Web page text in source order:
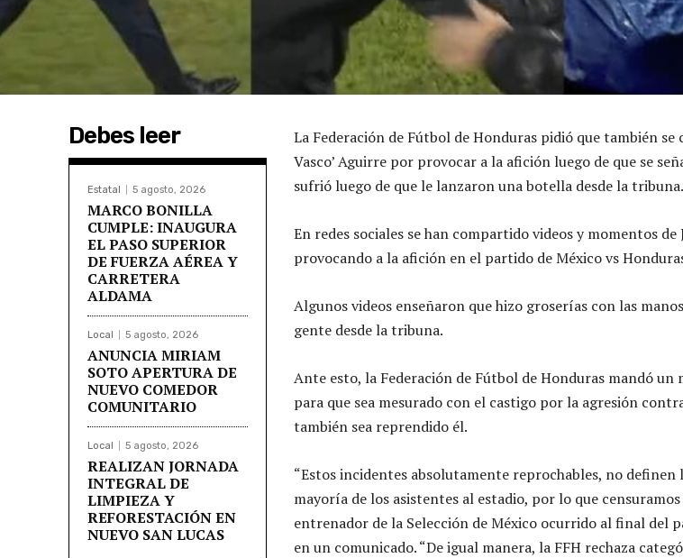
Debes leer
Estatal 5 agosto, 2026
MARCO BONILLA
CUMPLE: INAUGURA
EL PASO SUPERIOR
DE FUERZA AÉREA Y
CARRETERA
ALDAMA
Local 5 agosto, 2026
ANUNCIA MIRIAM
SOTO APERTURA DE
NUEVO COMEDOR
COMUNITARIO
Local 5 agosto, 2026
REALIZAN JORNADA
INTEGRAL DE
LIMPIEZA Y
REFORESTACIÓN EN
NUEVO SAN LUCAS
La Federación de Fútbol de Honduras pidió que también se
Vasco’ Aguirre por provocar a la afición luego de que se
sufrió luego de que le lanzaron una botella desde la tribuna.
En redes sociales se han compartido videos y momentos de
provocando a la afición en el partido de México vs
Algunos videos enseñaron que hizo groserías con las
gente desde la tribuna.
Ante esto, la Federación de Fútbol de Honduras mandó un
para que sea mesurado con el castigo por la agresión
también sea reprendido él.
“Estos incidentes absolutamente reprochables, no definen
mayoría de los asistentes al estadio, por lo que
entrenador de la Selección de México ocurrido al final del
en un comunicado. “De igual manera, la FFH rechaza